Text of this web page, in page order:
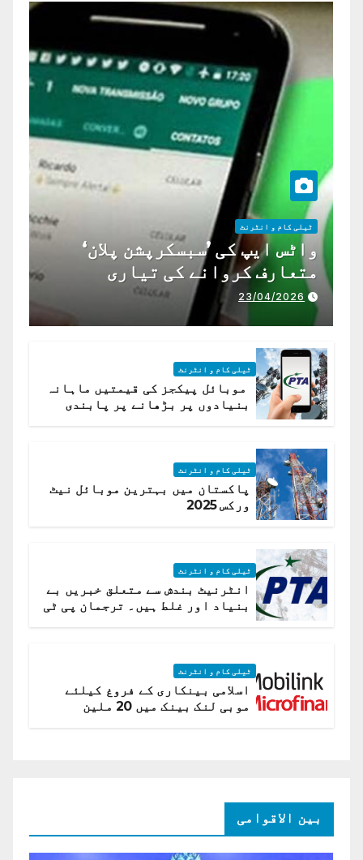
ٹیلی کام و انٹرنٹ
واٹس ایپ کی ’سبسکرپشن پلان‘
متعارف کروانے کی تیاری
23/04/2026
ٹیلی کام و انٹرنٹ
موبائل پیکجز کی قیمتیں ماہانہ
بنیادوں پر بڑھانے پر پابندی
ٹیلی کام و انٹرنٹ
پاکستان میں بہترین موبائل نیٹ
ورکس 2025
ٹیلی کام و انٹرنٹ
انٹرنیٹ بندش سے متعلق خبریں بے
بنیاد اور غلط ہیں۔ ترجمان پی ٹی
ٹیلی کام و انٹرنٹ
اسلامی بینکاری کے فروغ کیلئے
موبی لنک بینک میں 20 ملین
بین الاقوامی